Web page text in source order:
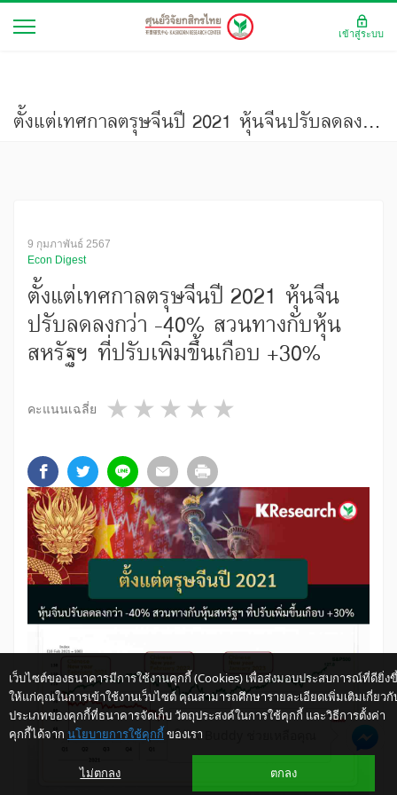
ตั้งแต่เทศกาลตรุษจีนปี 2021 หุ้นจีนปรับลดลงกว่า -40% สวนทางกับหุ้นสหรัฐฯ ที่ปรับเพิ่มขึ้นเกือบ +30%
9 กุมภาพันธ์ 2567
Econ Digest
ตั้งแต่เทศกาลตรุษจีนปี 2021 หุ้นจีน
ปรับลดลงกว่า -40% สวนทางกับหุ้น
สหรัฐฯ ที่ปรับเพิ่มขึ้นเกือบ +30%
คะแนนเฉลี่ย 4 stars
3 stars
2 stars
1 star
เว็บไซต์ของธนาคารมีการใช้งานคุกกี้ (Cookies) เพื่อส่งมอบประสบการณ์ที่ดียิ่ง
ให้แก่คุณในการเข้าใช้งานเว็บไซต์ คุณสามารถศึกษารายละเอียดเพิ่มเติมเกี่ยวกั
ประเภทของคุกกี้ที่ธนาคารจัดเก็บ วัตถุประสงค์ในการใช้คุกกี้ และวิธีการตั้งค่า
คุกกี้ได้จาก นโยบายการใช้คุกกี้ ของเรา
ไม่ตกลง ตกลง
เข้าสู่ระบบ
ให้ K-Buddy ช่วยเหลือคุณ